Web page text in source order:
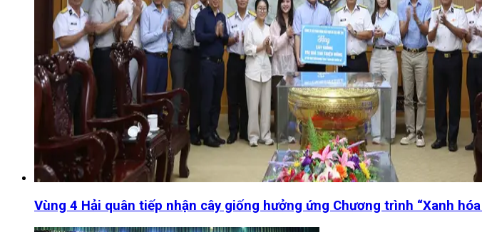
Vùng 4 Hải quân tiếp nhận cây giống hưởng ứng Chương trình “Xanh